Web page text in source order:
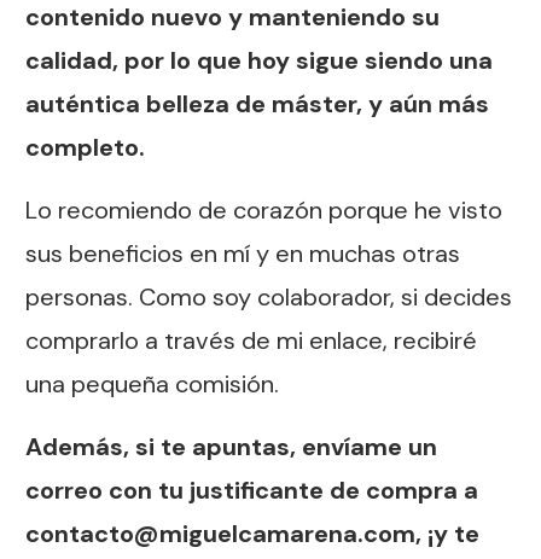
contenido nuevo y manteniendo su
calidad, por lo que hoy sigue siendo una
auténtica belleza de máster, y aún más
completo.
Lo recomiendo de corazón porque he visto
sus beneficios en mí y en muchas otras
personas. Como soy colaborador, si decides
comprarlo a través de mi enlace, recibiré
una pequeña comisión.
Además, si te apuntas, envíame un
correo con tu justificante de compra a
contacto@miguelcamarena.com, ¡y te